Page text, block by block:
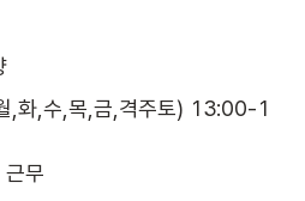
,화,수,목,금,격주토) 13:00-1
근무